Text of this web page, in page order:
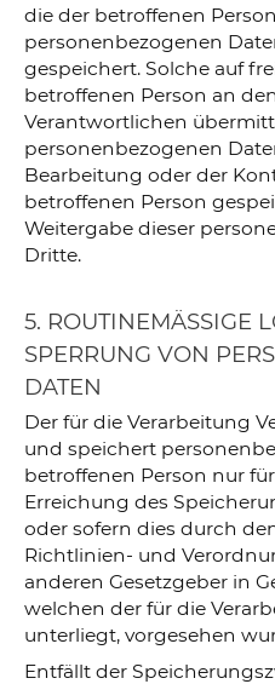
die der betroffenen
personenbezogenen
gespeichert. Solche auf
betroffenen Person an
Verantwortlichen
personenbezogenen
Bearbeitung oder der
betroffenen Person
Weitergabe dieser
Dritte.
5. ROUTINEMÄSSIGE
PERRUNG VON
ATEN
Der für die Verarbeitung
und speichert
betroffenen Person nur
Erreichung des
oder sofern dies durch
Richtlinien- und
anderen Gesetzgeber in
welchen der für die
unterliegt, vorgesehen
Entfällt der